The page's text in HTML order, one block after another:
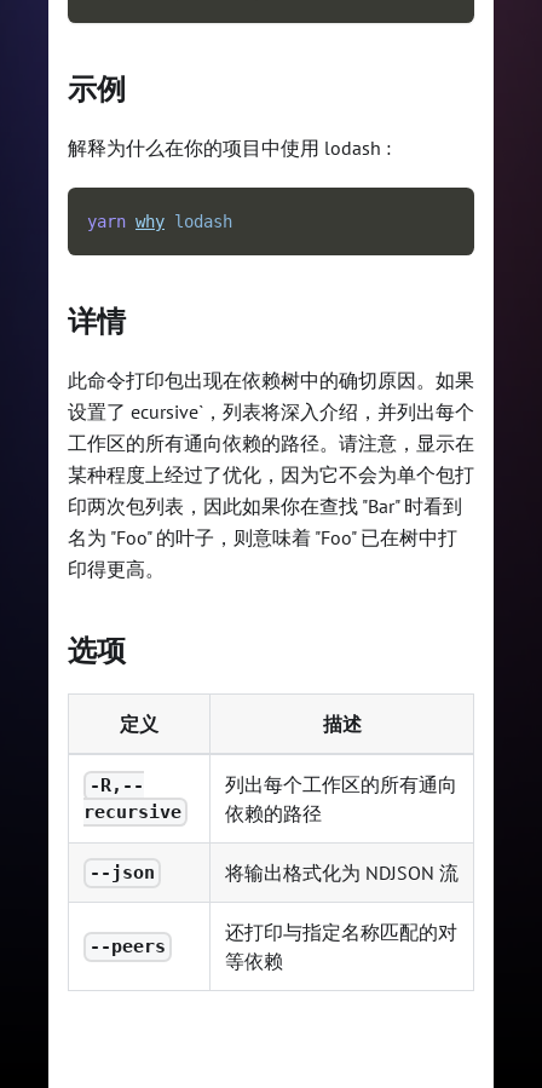
示例
解释为什么在你的项目中使用 lodash :
yarn why lodash
详情
此命令打印包出现在依赖树中的确切原因。如果
设置了 ecursive`，列表将深入介绍，并列出每个
工作区的所有通向依赖的路径。请注意，显示在
某种程度上经过了优化，因为它不会为单个包打
印两次包列表，因此如果你在查找 "Bar" 时看到
名为 "Foo" 的叶子，则意味着 "Foo" 已在树中打
印得更高。
选项
定义 描述
-R,--
recursive
列出每个工作区的所有通向
依赖的路径
--json 将输出格式化为 NDJSON 流
--peers
还打印与指定名称匹配的对
等依赖